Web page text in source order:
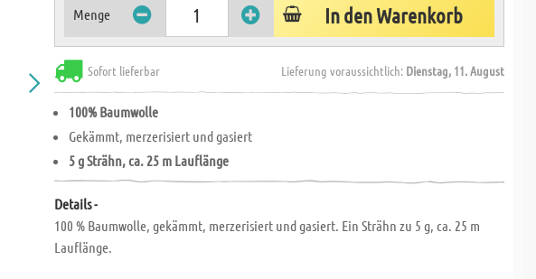
Menge In den Warenkorb
Sofort lieferbar Lieferung voraussichtlich: Dienstag, 11. August
100% Baumwolle
Gekämmt, merzerisiert und gasiert
5 g Strähn, ca. 25 m Lauflänge
Details -
100 % Baumwolle, gekämmt, merzerisiert und gasiert. Ein Strähn zu 5 g, ca. 25 m
Lauflänge.